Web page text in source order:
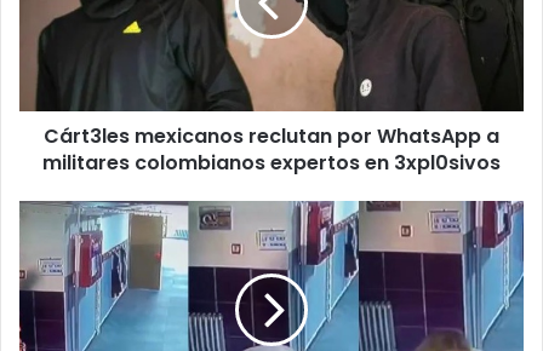
WhatsApp
colombianos
expertos
3xpl0sivos
Cárt3les mexicanos reclutan por WhatsApp a
militares colombianos expertos en 3xpl0sivos
Maestra
niño
de
morir